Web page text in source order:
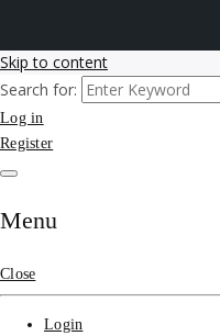
Skip to content
รับจ้างโพส
Search รับท
ติดหน้า
มาก SEOข
ที่ดินฟรีประ
รับโพสต์เว็บขายบ้าน อสังหา ทำ
ประกาศบ้านที่ดินฟรี SEOขายบ้
ราคาถูกที่สุด ฟรีลงประกาศอสังห
Search for:
Log in
Register
Menu
Close
Login